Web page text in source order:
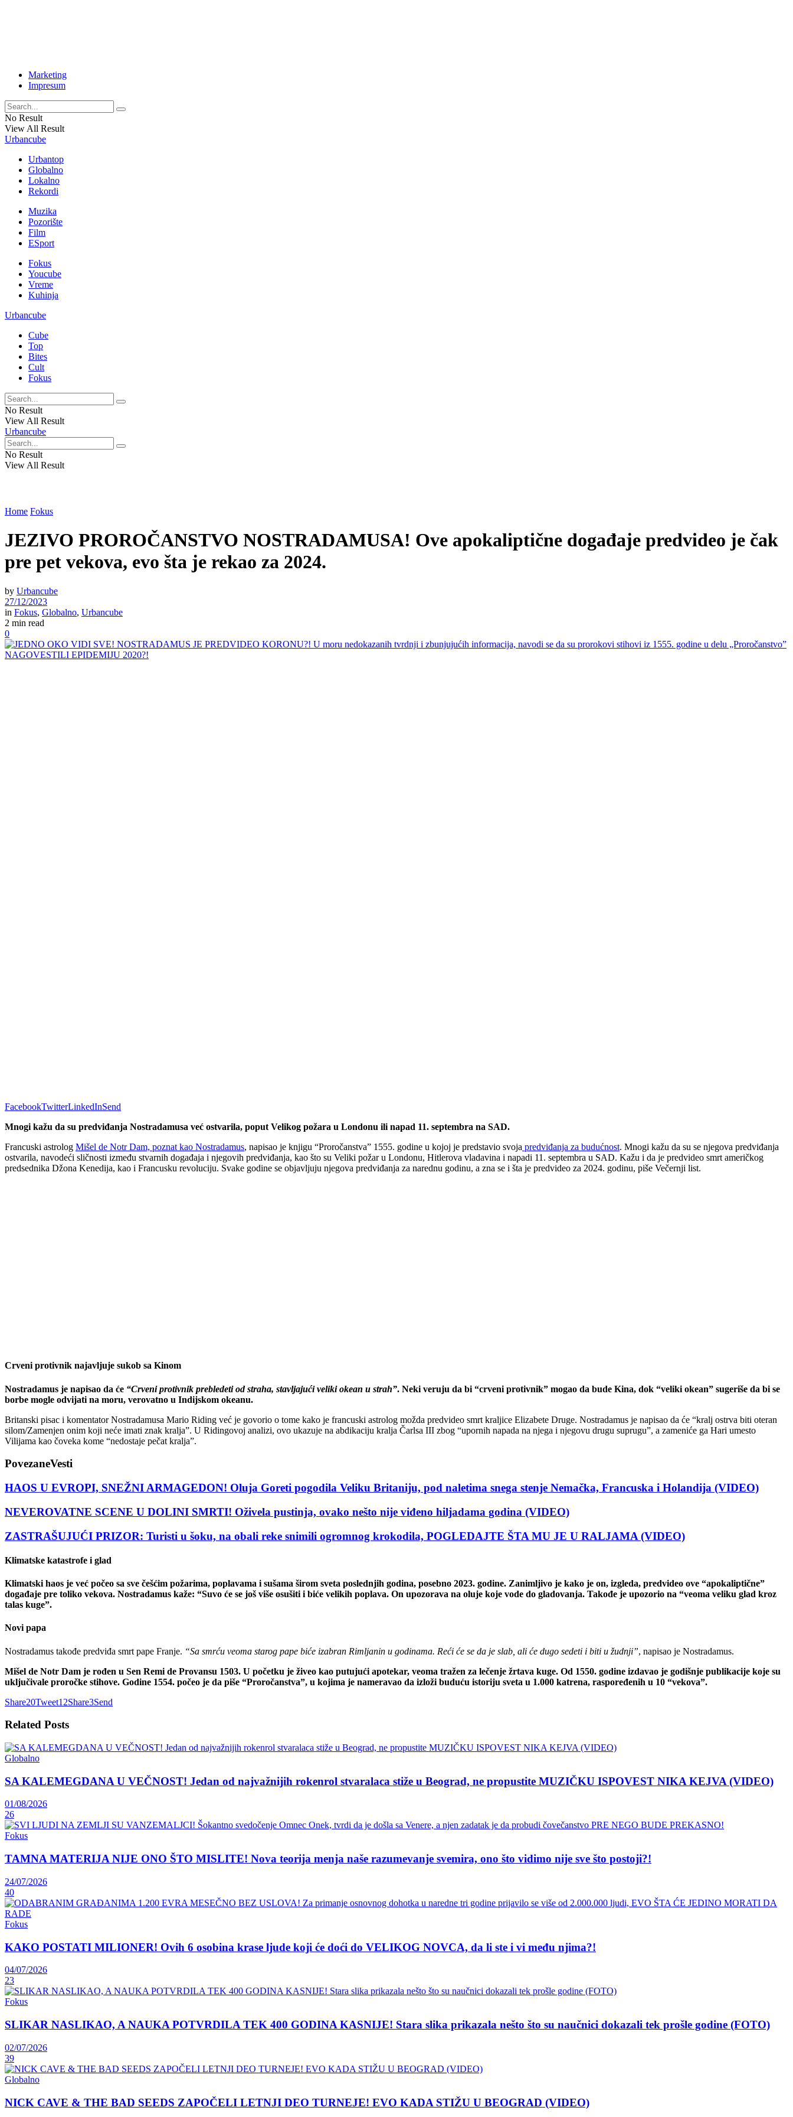
Marketing
Impresum
No Result
View All Result
Urbancube
Urbantop
Globalno
Lokalno
Rekordi
Muzika
Pozorište
Film
ESport
Fokus
Youcube
Vreme
Kuhinja
Urbancube
Cube
Top
Bites
Cult
Fokus
No Result
View All Result
Urbancube
No Result
View All Result
Home Fokus
JEZIVO PROROČANSTVO NOSTRADAMUSA! Ove apokaliptične događaje predvideo je čak
pre pet vekova, evo šta je rekao za 2024.
by Urbancube
27/12/2023
in Fokus, Globalno, Urbancube
2 min read
0
FacebookTwitterLinkedInSend
Mnogi kažu da su predviđanja Nostradamusa već ostvarila, poput Velikog požara u Londonu ili napad 11. septembra na SAD.
Francuski astrolog Mišel de Notr Dam, poznat kao Nostradamus, napisao je knjigu “Proročanstva” 1555. godine u kojoj je predstavio svoja predviđanja za budućnost. Mnogi kažu da su se njegova predviđanja
ostvarila, navodeći sličnosti između stvarnih događaja i njegovih predviđanja, kao što su Veliki požar u Londonu, Hitlerova vladavina i napadi 11. septembra u SAD. Kažu i da je predvideo smrt američkog
predsednika Džona Kenedija, kao i Francusku revoluciju. Svake godine se objavljuju njegova predviđanja za narednu godinu, a zna se i šta je predvideo za 2024. godinu, piše Večernji list.
Crveni protivnik najavljuje sukob sa Kinom
Nostradamus je napisao da će “Crveni protivnik prebledeti od straha, stavljajući veliki okean u strah”. Neki veruju da bi “crveni protivnik” mogao da bude Kina, dok “veliki okean” sugeriše da bi se
borbe mogle odvijati na moru, verovatno u Indijskom okeanu.
Britanski pisac i komentator Nostradamusa Mario Riding već je govorio o tome kako je francuski astrolog možda predvideo smrt kraljice Elizabete Druge. Nostradamus je napisao da će “kralj ostrva biti oteran
silom/Zamenjen onim koji neće imati znak kralja”. U Ridingovoj analizi, ovo ukazuje na abdikaciju kralja Čarlsa III zbog “upornih napada na njega i njegovu drugu suprugu”, a zameniće ga Hari umesto
Vilijama kao čoveka kome “nedostaje pečat kralja”.
PovezaneVesti
HAOS U EVROPI, SNEŽNI ARMAGEDON! Oluja Goreti pogodila Veliku Britaniju, pod naletima snega stenje Nemačka, Francuska i Holandija (VIDEO)
NEVEROVATNE SCENE U DOLINI SMRTI! Oživela pustinja, ovako nešto nije viđeno hiljadama godina (VIDEO)
ZASTRAŠUJUĆI PRIZOR: Turisti u šoku, na obali reke snimili ogromnog krokodila, POGLEDAJTE ŠTA MU JE U RALJAMA (VIDEO)
Klimatske katastrofe i glad
Klimatski haos je već počeo sa sve češćim požarima, poplavama i sušama širom sveta poslednjih godina, posebno 2023. godine. Zanimljivo je kako je on, izgleda, predvideo ove “apokaliptične”
događaje pre toliko vekova. Nostradamus kaže: “Suvo će se još više osušiti i biće velikih poplava. On upozorava na oluje koje vode do gladovanja. Takođe je upozorio na “veoma veliku glad kroz
talas kuge”.
Novi papa
Nostradamus takođe predviđa smrt pape Franje. “Sa smrću veoma starog pape biće izabran Rimljanin u godinama. Reći će se da je slab, ali će dugo sedeti i biti u žudnji”, napisao je Nostradamus.
Mišel de Notr Dam je rođen u Sen Remi de Provansu 1503. U početku je živeo kao putujući apotekar, veoma tražen za lečenje žrtava kuge. Od 1550. godine izdavao je godišnje publikacije koje su
uključivale proročke stihove. Godine 1554. počeo je da piše “Proročanstva”, u kojima je nameravao da izloži buduću istoriju sveta u 1.000 katrena, raspoređenih u 10 “vekova”.
Share20Tweet12Share3Send
Related Posts
Globalno
SA KALEMEGDANA U VEČNOST! Jedan od najvažnijih rokenrol stvaralaca stiže u Beograd, ne propustite MUZIČKU ISPOVEST NIKA KEJVA (VIDEO)
01/08/2026
26
Fokus
TAMNA MATERIJA NIJE ONO ŠTO MISLITE! Nova teorija menja naše razumevanje svemira, ono što vidimo nije sve što postoji?!
24/07/2026
40
Fokus
KAKO POSTATI MILIONER! Ovih 6 osobina krase ljude koji će doći do VELIKOG NOVCA, da li ste i vi među njima?!
04/07/2026
23
Fokus
SLIKAR NASLIKAO, A NAUKA POTVRDILA TEK 400 GODINA KASNIJE! Stara slika prikazala nešto što su naučnici dokazali tek prošle godine (FOTO)
02/07/2026
39
Globalno
NICK CAVE & THE BAD SEEDS ZAPOČELI LETNJI DEO TURNEJE! EVO KADA STIŽU U BEOGRAD (VIDEO)